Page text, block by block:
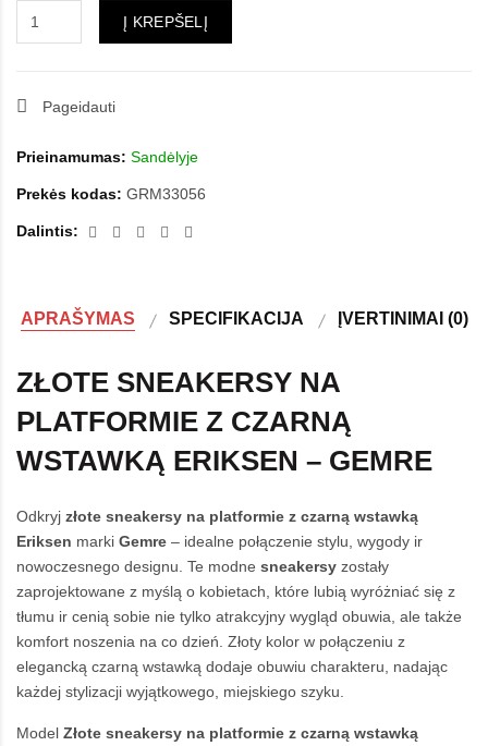
Į KREPŠELĮ
Pageidauti
Prieinamumas: Sandėlyje
Prekės kodas: GRM33056
Dalintis:
APRAŠYMAS SPECIFIKACIJA ĮVERTINIMAI (0)
ZŁOTE SNEAKERSY NA
PLATFORMIE Z CZARNĄ
WSTAWKĄ ERIKSEN – GEMRE
Odkryj złote sneakersy na platformie z czarną wstawką
Eriksen marki Gemre – idealne połączenie stylu, wygody ir
nowoczesnego designu. Te modne sneakersy zostały
zaprojektowane z myślą o kobietach, które lubią wyróżniać się z
tłumu ir cenią sobie nie tylko atrakcyjny wygląd obuwia, ale także
komfort noszenia na co dzień. Złoty kolor w połączeniu z
elegancką czarną wstawką dodaje obuwiu charakteru, nadając
każdej stylizacji wyjątkowego, miejskiego szyku.
Model Złote sneakersy na platformie z czarną wstawką